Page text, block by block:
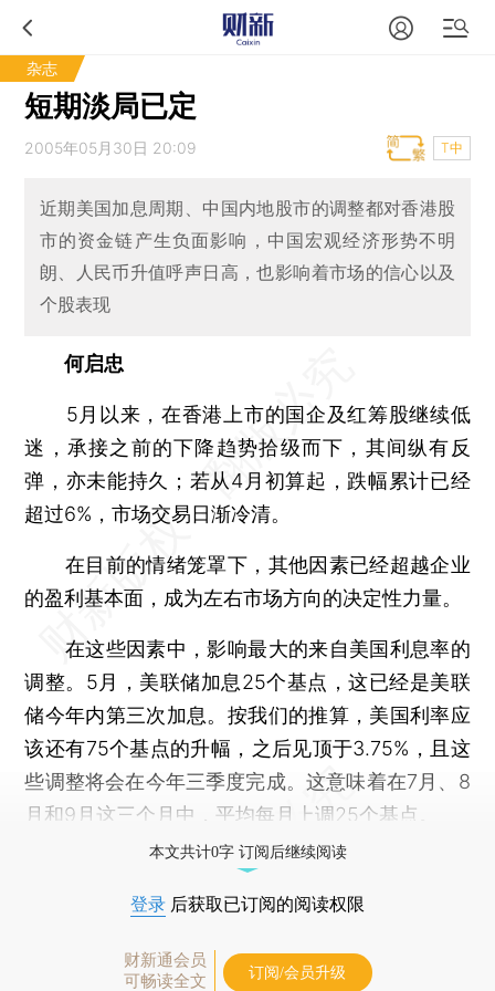
杂志
短期淡局已定
2005年05月30日 20:09 T中
近期美国加息周期、中国内地股市的调整都对香港股
市的资金链产生负面影响，中国宏观经济形势不明
朗、人民币升值呼声日高，也影响着市场的信心以及
个股表现
何启忠
5月以来，在香港上市的国企及红筹股继续低
迷，承接之前的下降趋势拾级而下，其间纵有反
弹，亦未能持久；若从4月初算起，跌幅累计已经
超过6%，市场交易日渐冷清。
在目前的情绪笼罩下，其他因素已经超越企业
的盈利基本面，成为左右市场方向的决定性力量。
在这些因素中，影响最大的来自美国利息率的
调整。5月，美联储加息25个基点，这已经是美联
储今年内第三次加息。按我们的推算，美国利率应
该还有75个基点的升幅，之后见顶于3.75%，且这
些调整将会在今年三季度完成。这意味着在7月、8
月和9月这三个月中，平均每月上调25个基点。
本文共计0字 订阅后继续阅读
登录 后获取已订阅的阅读权限
财新通会员
可畅读全文
订阅/会员升级